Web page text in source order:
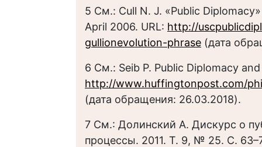
5 См.: Cull N. J. «Public
April 2006. URL: http://
gullionevolution-phrase (дата
6 См.: Seib P. Public Diplomacy
http://www.huffingtonpost.com/
(дата обращения: 26.03.2018).
7 См.: Долинский А. Дискурс о
процессы. 2011. Т. 9, № 25. С.